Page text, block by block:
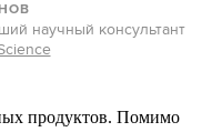
ОВ
научный консультант
продуктов. Помимо